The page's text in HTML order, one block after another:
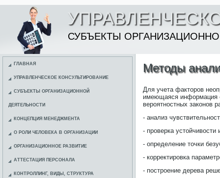
СУБЪЕКТЫ
ГЛАВНАЯ
УПРАВЛЕНЧЕСКОЕ КОНСУЛЬТИРОВАНИЕ
СУБЪЕКТЫ ОРГАНИЗАЦИОННОЙ
ДЕЯТЕЛЬНОСТИ
КОНЦЕПЦИЯ МЕНЕДЖМЕНТА
О РОЛИ ЧЕЛОВЕКА В ОРГАНИЗАЦИИ
ОРГАНИЗАЦИОННОЕ РАЗВИТИЕ
АТТЕСТАЦИЯ ПЕРСОНАЛА
КОНТРОЛЛИНГ, ВИДЫ, СТРУКТУРА
Методы
Для учета факторов
имеющаяся информация
вероятностных законов
- анализ
- проверка
- определение точки
- корректировка
- построение дерева